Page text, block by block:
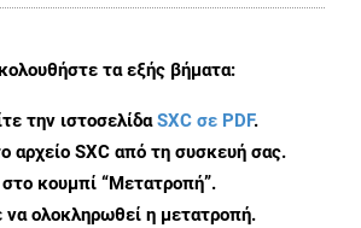
τα εξής βήματα:
την ιστοσελίδαSXC σε PDF.
αρχείο SXC από τη συσκευή σας.
κουμπί “Μετατροπή”.
να ολοκληρωθεί η μετατροπή.